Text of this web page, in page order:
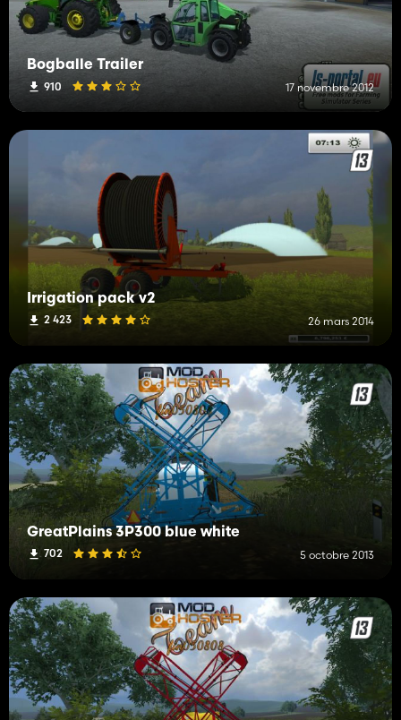
Bogballe Trailer
910 17 novembre 2012
Irrigation pack v2
2 423 26 mars 2014
GreatPlains 3P300 blue white
702 5 octobre 2013